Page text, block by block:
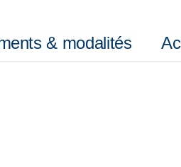
& modalités